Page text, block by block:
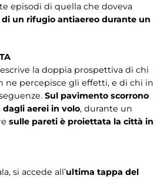
episodi di quella che doveva
di un rifugio antiaereo durante un
la doppia prospettiva di chi
ne percepisce gli effetti, e di chi in
Sul pavimento scorrono
aerei in volo, durante un
sulle pareti è proiettata la città in
si accede all’ultima tappa del